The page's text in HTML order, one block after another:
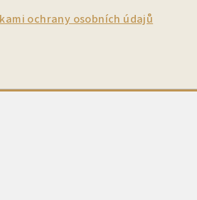
ochrany osobních údajů